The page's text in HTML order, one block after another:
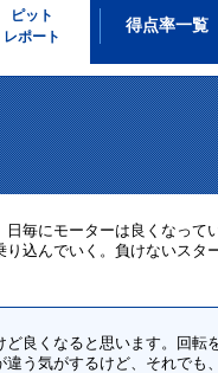
ピット
レポート
得点率一覧
毎にモーターは良くなって
込んでいく。負けないスタ
良くなると思います。回転
う気がするけど、それでも